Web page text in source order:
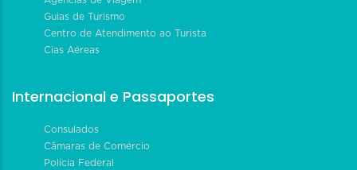
Guias de Turismo
Centro de Atendimento ao Turista
Cias Aéreas
Internacional e Passaportes
Consulados
Câmaras de Comércio
Polícia Federal